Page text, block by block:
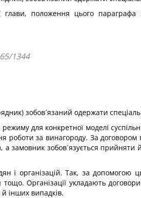
положення цього
1344
зобов´язаний одержати
для конкретної моделі
за винагороду. За договором
замовник зобов´язується прийняти
і організацій. Так, за допомогою
Організації укладають
інших випадків.